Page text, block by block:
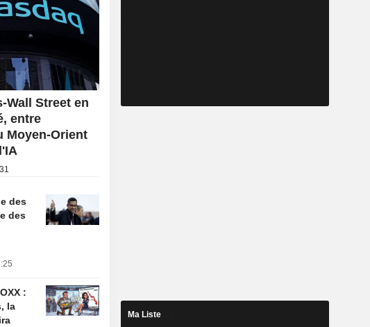
Wall Street en
entre
Moyen-Orient
des
des
:
la
Ma Liste